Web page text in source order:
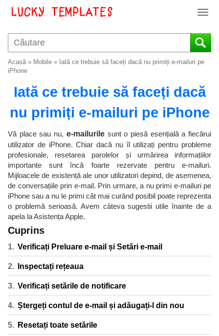
T
g
g
a
v
i
a
t
i
o
n
Acasă» Mobile » Iată ce trebuie să faceți dacă nu primiți e-mailuri pe
iPhone
Iată ce trebuie să faceți dacă
nu primiți e-mailuri pe iPhone
Vă place sau nu, e-mailurilesunt o piesă esențială a fiecărui
utilizator de iPhone. Chiar dacă nu îl utilizați pentru probleme
profesionale, resetarea parolelor și urmărirea informațiilor
importante sunt încă foarte rezervate pentru e-mailuri.
Mijloacele de existență ale unor utilizatori depind, de asemenea,
de conversațiile prin e-mail. Prin urmare, a nu primi e-mailuri pe
iPhone sau a nu le primi cât mai curând posibil poate reprezenta
o problemă serioasă. Avem câteva sugestii utile înainte de a
apela la Asistența Apple.
Cuprins
Verificați Preluare e-mail și Setări e-mail
Inspectați rețeaua
Verificați setările de notificare
Ștergeți contul de e-mail și adăugați-l din nou
Resetați toate setările